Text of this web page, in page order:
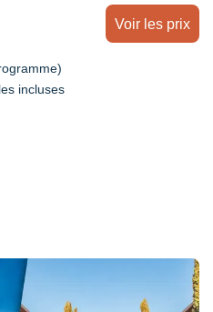
incluses
Voir les prix